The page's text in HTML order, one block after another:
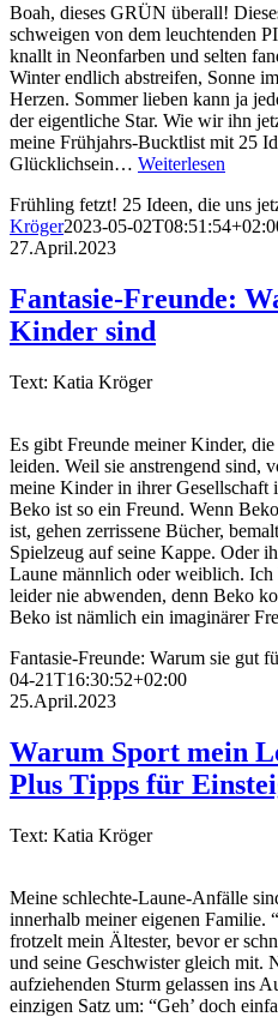
Boah, dieses GRÜN überall!
schweigen von dem leuchtenden
knallt in Neonfarben und selten
Winter endlich abstreifen, Sonne
Herzen. Sommer lieben kann ja
der eigentliche Star. Wie wir ihn
meine Frühjahrs-Bucktlist mit 25
Glücklichsein… Weiterlesen
Frühling fetzt! 25 Ideen, die uns
Kröger2023-05-
27.April.2023
Fantasie-Freunde:
Kinder sind
Text: Katia Kröger
Es gibt Freunde meiner Kinder,
leiden. Weil sie anstrengend sind,
meine Kinder in ihrer Gesellschaft
Beko ist so ein Freund. Wenn
ist, gehen zerrissene Bücher,
Spielzeug auf seine Kappe. Oder
Laune männlich oder weiblich. Ich
leider nie abwenden, denn Beko
Beko ist nämlich ein imaginärer
Fantasie-Freunde: Warum sie gut
04-21T16:30:52+02:00
25.April.2023
Warum Sport mein
Plus Tipps für
Text: Katia Kröger
Meine schlechte-Laune-Anfälle
innerhalb meiner eigenen Familie.
frotzelt mein Ältester, bevor er
und seine Geschwister gleich mit.
aufziehenden Sturm gelassen ins
einzigen Satz um: “Geh’ doch